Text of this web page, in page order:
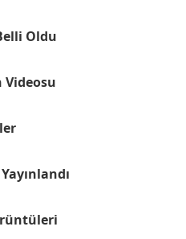
Oldu
Videosu